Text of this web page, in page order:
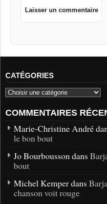
CATÉGORIES
COMMENTAIRES
Marie-Christine André
le bon bout
Jo Bourbousson dans
bout
Michel Kemper dans
chanson voit rouge